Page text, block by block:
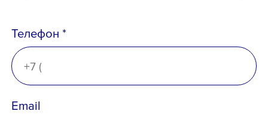
Телефон *
Email